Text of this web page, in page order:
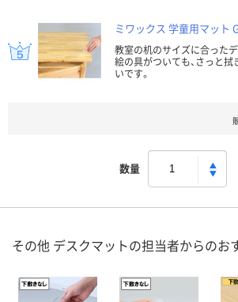
ミワックス 学童用マット
教室の机のサイズに合った
絵の具がついても、さっと拭
いです。
数量
その他 デスクマットの担当者からのお